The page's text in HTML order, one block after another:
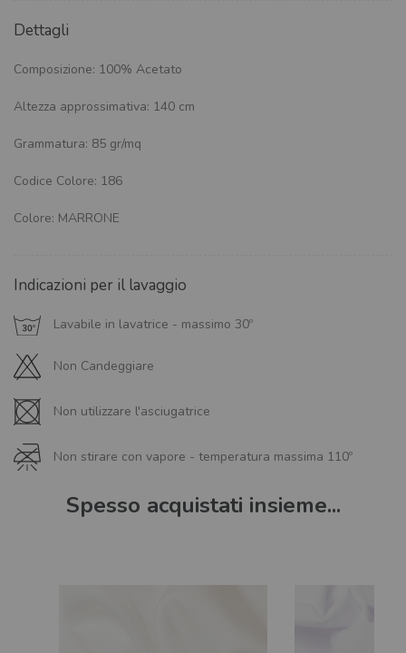
Dettagli
Composizione: 100% Acetato
Altezza approssimativa: 140 cm
Grammatura: 85 gr/mq
Codice Colore: 186
Colore: MARRONE
Indicazioni per il lavaggio
Lavabile in lavatrice - massimo 30º
Non Candeggiare
Non utilizzare l'asciugatrice
Non stirare con vapore - temperatura massima 110º
Spesso acquistati insieme...